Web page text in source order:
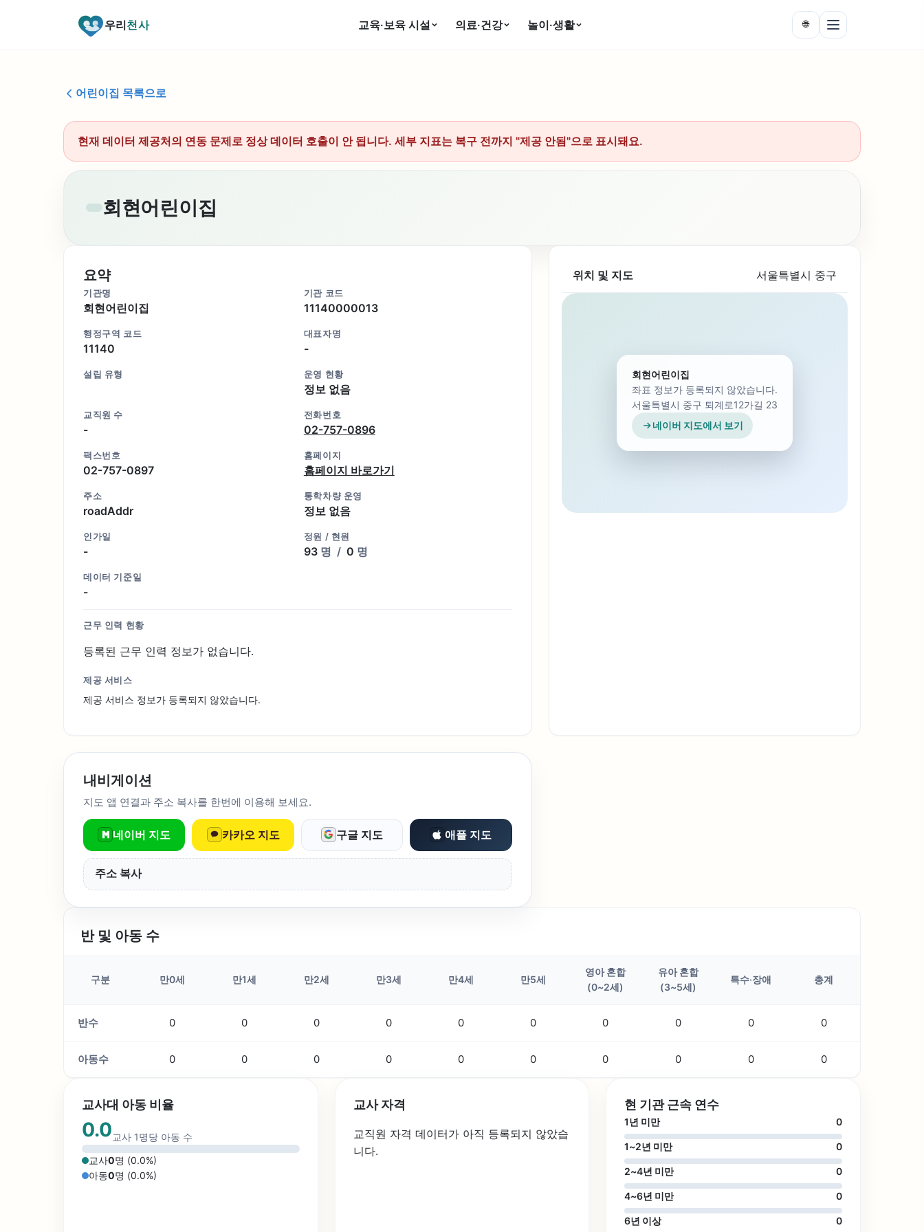
우리천사 교육·보육 시설 의료·건강 놀이·생활 🌐
어린이집 목록으로
현재 데이터 제공처의 연동 문제로 정상 데이터 호출이 안 됩니다. 세부 지표는 복구 전까지 "제공 안됨"으로 표시돼요.
회현어린이집
요약
기관명
회현어린이집
기관 코드
11140000013
행정구역 코드
11140
대표자명
-
설립 유형 운영 현황
정보 없음
교직원 수
-
전화번호
02-757-0896
팩스번호
02-757-0897
홈페이지
홈페이지 바로가기
주소
roadAddr
통학차량 운영
정보 없음
인가일
-
정원 / 현원
93 명 / 0 명
데이터 기준일
-
근무 인력 현황
등록된 근무 인력 정보가 없습니다.
제공 서비스
제공 서비스 정보가 등록되지 않았습니다.
위치 및 지도 서울특별시 중구
회현어린이집
좌표 정보가 등록되지 않았습니다.
서울특별시 중구 퇴계로12가길 23
네이버 지도에서 보기
내비게이션
지도 앱 연결과 주소 복사를 한번에 이용해 보세요.
네이버 지도 카카오 지도 구글 지도 애플 지도
주소 복사
반 및 아동 수
구분 만0세 만1세 만2세 만3세 만4세 만5세
영아 혼합
(0~2세)
유아 혼합
(3~5세)
특수·장애 총계
반수 0 0 0 0 0 0 0 0 0 0
아동수 0 0 0 0 0 0 0 0 0 0
교사대 아동 비율
0.0교사 1명당 아동 수
교사0명 (0.0%)
아동0명 (0.0%)
교사 자격
교직원 자격 데이터가 아직 등록되지 않았습
니다.
현 기관 근속 연수
1년 미만 0
1~2년 미만 0
2~4년 미만 0
4~6년 미만 0
6년 이상 0